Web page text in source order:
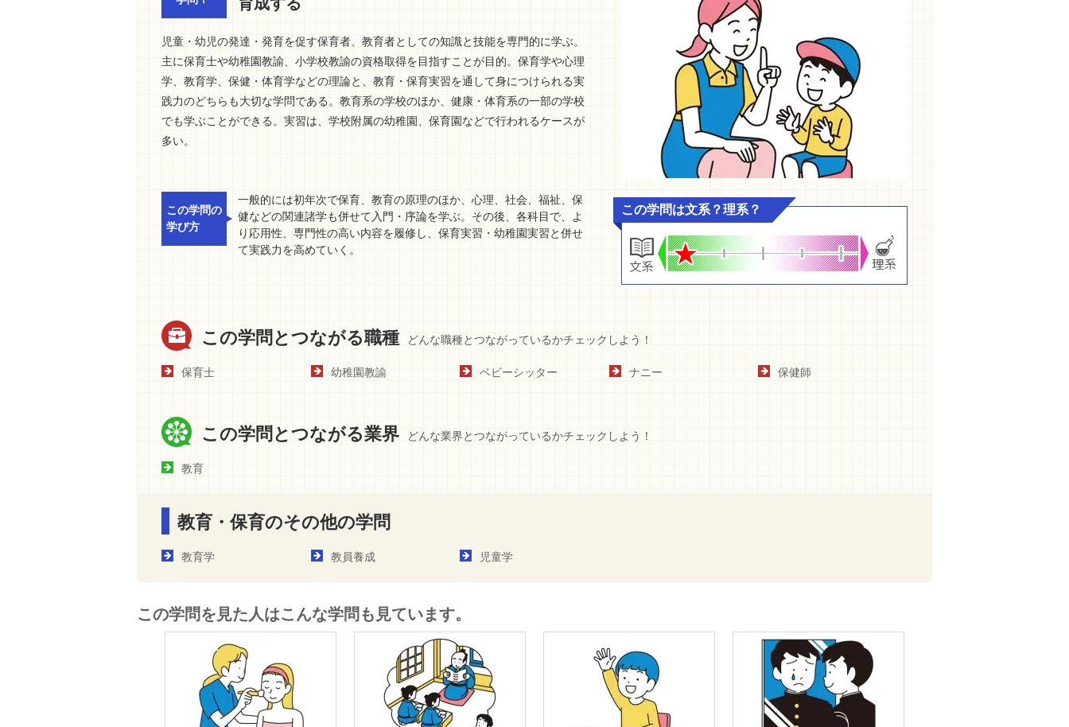
児童・幼児の発達・発育を促す保育者、教育者としての知識と技能を専門的に学ぶ。
主に保育士や幼稚園教諭、小学校教諭の資格取得を目指すことが目的。保育学や心理
学、教育学、保健・体育学などの理論と、教育・保育実習を通して身につけられる実
践力のどちらも大切な学問である。教育系の学校のほか、健康・体育系の一部の学校
でも学ぶことができる。実習は、学校附属の幼稚園、保育園などで行われるケースが
多い。
この学問の
学び方
一般的には初年次で保育、教育の原理のほか、心理、社会、福祉、保
健などの関連諸学も併せて入門・序論を学ぶ。その後、各科目で、よ
り応用性、専門性の高い内容を履修し、保育実習・幼稚園実習と併せ
て実践力を高めていく。
この学問は文系？理系？
この学問とつながる職種 どんな職種とつながっているかチェックしよう！
保育士 幼稚園教諭 ベビーシッター ナニー 保健師
この学問とつながる業界 どんな業界とつながっているかチェックしよう！
教育
教育・保育のその他の学問
教育学 教員養成 児童学
この学問を見た人はこんな学問も見ています。